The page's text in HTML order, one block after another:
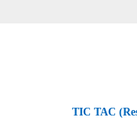
TIC TAC